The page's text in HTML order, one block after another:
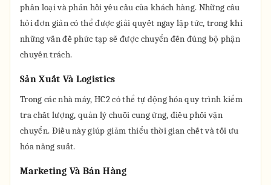
phân loại và phản hồi yêu cầu của khách hàng. Những câu
hỏi đơn giản có thể được giải quyết ngay lập tức, trong khi
những vấn đề phức tạp sẽ được chuyển đến đúng bộ phận
chuyên trách.
Sản Xuất Và Logistics
Trong các nhà máy, HC2 có thể tự động hóa quy trình kiểm
tra chất lượng, quản lý chuỗi cung ứng, điều phối vận
chuyển. Điều này giúp giảm thiểu thời gian chết và tối ưu
hóa năng suất.
Marketing Và Bán Hàng